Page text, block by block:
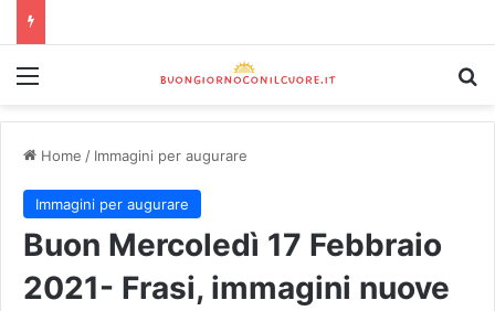
Home / Immagini per augurare
Immagini per augurare
Buon Mercoledì 17 Febbraio
2021- Frasi, immagini nuove